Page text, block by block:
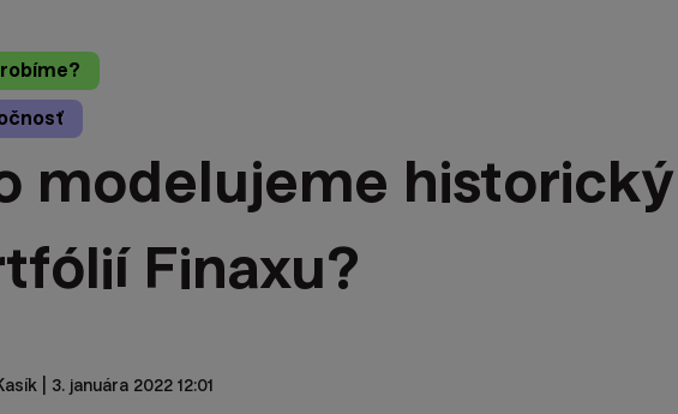
modelujeme
Finaxu?
| 3. januára 2022 12:01